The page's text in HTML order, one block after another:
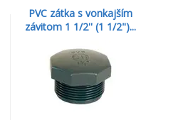
PVC zátka s vonkajším
závitom 1 1/2'' (1 1/2")...